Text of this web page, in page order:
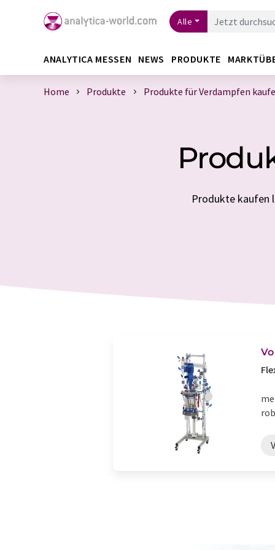
Alle
ANALYTICA MESSEN NEWS PRODUKTE
Home Produkte Produkte für Verdampfen
Produkte kaufen